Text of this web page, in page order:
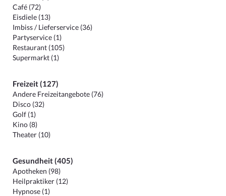
Café (72)
Eisdiele (13)
Imbiss / Lieferservice (36)
Partyservice (1)
Restaurant (105)
Supermarkt (1)
Freizeit (127)
Andere Freizeitangebote (76)
Disco (32)
Golf (1)
Kino (8)
Theater (10)
Gesundheit (405)
Apotheken (98)
Heilpraktiker (12)
Hypnose (1)